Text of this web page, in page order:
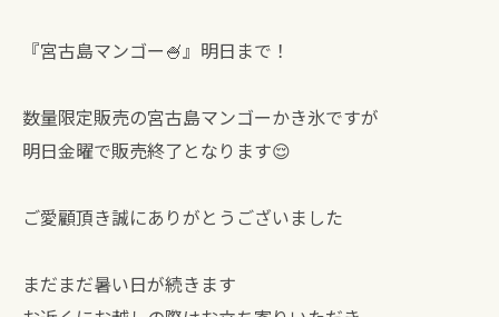
『宮古島マンゴー🍧』明日まで！
数量限定販売の宮古島マンゴーかき氷ですが
明日金曜で販売終了となります😌
ご愛顧頂き誠にありがとうございました
まだまだ暑い日が続きます